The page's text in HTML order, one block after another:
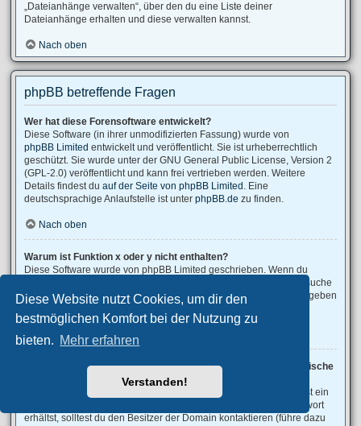
Diese Website nutzt Cookies, um dir den
bestmöglichen Komfort bei der Nutzung zu
bieten. Mehr erfahren
Verstanden!
„Dateianhänge verwalten“, über den du eine Liste deiner
Dateianhänge erhalten und diese verwalten kannst.
Nach oben
phpBB betreffende Fragen
Wer hat diese Forensoftware entwickelt?
Diese Software (in ihrer unmodifizierten Fassung) wurde von
phpBB Limited entwickelt und veröffentlicht. Sie ist urheberrechtlich
geschützt. Sie wurde unter der GNU General Public License, Version 2
(GPL-2.0) veröffentlicht und kann frei vertrieben werden. Weitere
Details findest du auf der Seite von phpBB Limited . Eine
deutschsprachige Anlaufstelle ist unter phpBB.de zu finden.
Nach oben
Warum ist Funktion x oder y nicht enthalten?
Diese Software wurde von phpBB Limited geschrieben. Wenn du
denkst, dass eine Funktion implementiert werden sollte, dann besuche
phpBB Ideas, wo du deine Stimme für bestehende Vorschläge abgeben
oder neue Funktionen vorschlagen kannst.
Nach oben
An wen soll ich mich wenden, falls es Beschwerden oder juristische
Anfragen zu diesem Forum gibt?
Jeder Administrator, der auf der „Das Team“-Seite aufgeführt ist, ist ein
geeigneter Kontakt für deine Beschwerde. Wenn du so keine Antwort
erhältst, solltest du den Besitzer der Domain kontaktieren (führe dazu